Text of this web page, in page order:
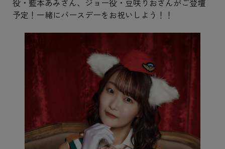
予定！一緒にバースデーをお祝いしよう！！